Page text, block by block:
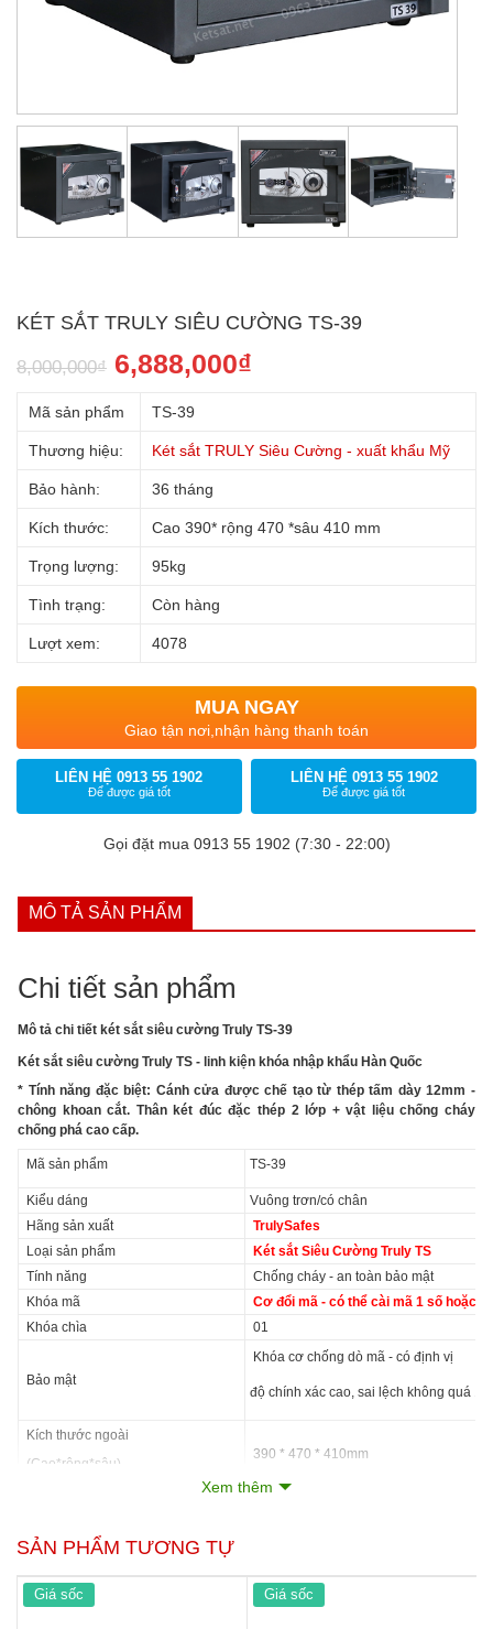
KÉT SẮT TRULY SIÊU CƯỜNG TS-39
8,000,000₫ 6,888,000₫
Mã sản phẩm TS-39
Thương hiệu: Két sắt TRULY Siêu Cường - xuất khẩu Mỹ
Bảo hành: 36 tháng
Kích thước: Cao 390* rộng 470 *sâu 410 mm
Trọng lượng: 95kg
Tình trạng: Còn hàng
Lượt xem: 4078
MUA NGAY
Giao tận nơi,nhận hàng thanh toán
LIÊN HỆ 0913 55 1902
Để được giá tốt
LIÊN HỆ 0913 55 1902
Để được giá tốt
Gọi đặt mua 0913 55 1902 (7:30 - 22:00)
MÔ TẢ SẢN PHẨM
Chi tiết sản phẩm
Mô tả chi tiết két sắt siêu cường Truly TS-39
Két sắt siêu cường Truly TS - linh kiện khóa nhập khẩu Hàn Quốc
* Tính năng đặc biệt: Cánh cửa được chế tạo từ thép tấm dày 12mm -
chông khoan cắt. Thân két đúc đặc thép 2 lớp + vật liệu chống cháy
chống phá cao cấp.
Mã sản phẩm TS-39
Kiểu dáng
Vuông trơn/có chân
Hãng sản xuất
TrulySafes
Loại sản phẩm
Két sắt Siêu Cường Truly TS
Tính năng
Chống cháy - an toàn bảo mật
Khóa mã
Cơ đổi mã - có thể cài mã 1 số hoặc 3
Khóa chìa
01
Bảo mật
Khóa cơ chống dò mã - có định vị
độ chính xác cao, sai lệch không quá
Kích thước ngoài
(Cao*rộng*sâu)
390 * 470 * 410mm
Khả năng để giấy A4
Ngăn phụ bên trong
0
Đợt di động bên trong
01
Xem thêm
SẢN PHẨM TƯƠNG TỰ
Giá sốc Giá sốc